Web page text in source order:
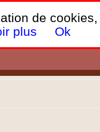
de
plus Ok